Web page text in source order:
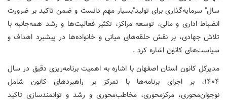
سال" سرمایه‌گذاری برای تولید"بسیار مهم دانست و ضمن تاکید بر ضرورت
انضباط اداری‌ و مالی، توسعه مراکز، تکثیر فعالیت‌ها و رشد همه‌جانبه با
تلاش جهادی، بر نقش حلقه‌های میانی و خانواده‌ها در پیشبرد اهداف و
سیاست‌های کانون اشاره کرد .
مدیرکل کانون استان اصفهان با اشاره به اهمیت برنامه‌ریزی دقیق در سال
۱۴۰۴، بر اجرای برنامه‌ها با تمرکز بر راهبردهای کانون شامل
نوجوان‌محوری، مرکزمحوری، مخاطب‌محوری و رشد و توانمندسازی تاکید